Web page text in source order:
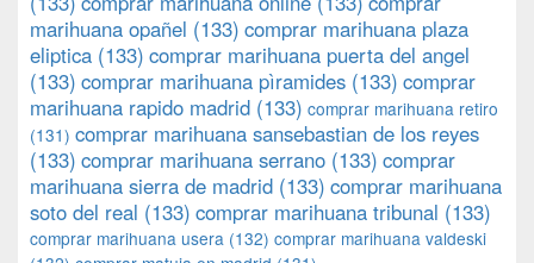
marihuana opañel (133) comprar marihuana plaza
eliptica (133) comprar marihuana puerta del angel
(133) comprar marihuana pìramides (133) comprar
marihuana rapido madrid (133) comprar marihuana retiro
(131) comprar marihuana sansebastian de los reyes
(133) comprar marihuana serrano (133) comprar
marihuana sierra de madrid (133) comprar marihuana
soto del real (133) comprar marihuana tribunal (133)
comprar marihuana usera (132) comprar marihuana valdeski